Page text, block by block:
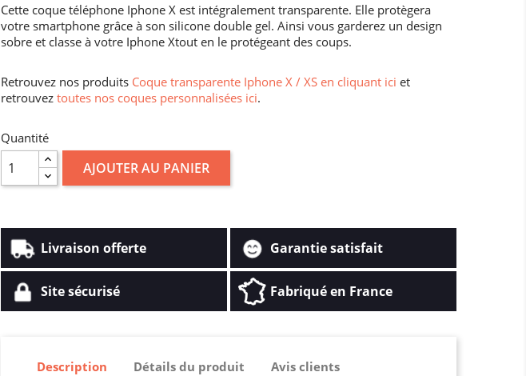
Cette coque téléphone Iphone X est intégralement transparente. Elle protègera
votre smartphone grâce à son silicone double gel. Ainsi vous garderez un design
sobre et classe à votre Iphone Xtout en le protégeant des coups.
Retrouvez nos produits Coque transparente Iphone X / XS en cliquant ici et
retrouvez toutes nos coques personnalisées ici.
Quantité
AJOUTER AU PANIER
Livraison offerte Garantie satisfait
Site sécurisé Fabriqué en France
Description Détails du produit Avis clients